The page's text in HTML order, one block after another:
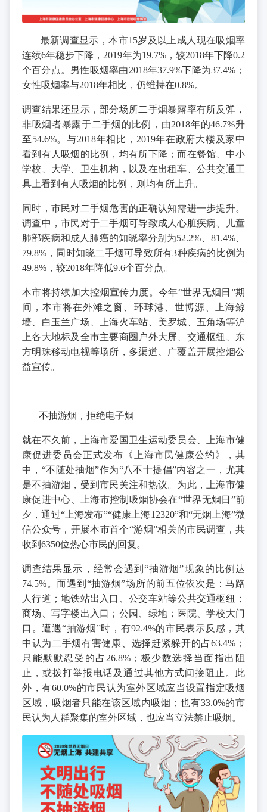
最新调查显示，本市15岁及以上成人现在吸烟率
连续6年稳步下降，2019年为19.7%，较2018年下降0.2
个百分点。男性吸烟率由2018年37.9%下降为37.4%；
女性吸烟率与2018年相比，仍维持在0.8%。
调查结果还显示，部分场所二手烟暴露率有所反弹，
非吸烟者暴露于二手烟的比例，由2018年的46.7%升
至54.6%。与2018年相比，2019年在政府大楼及家中
看到有人吸烟的比例，均有所下降；而在餐馆、中小
学校、大学、卫生机构，以及在出租车、公共交通工
具上看到有人吸烟的比例，则均有所上升。
同时，市民对二手烟危害的正确认知需进一步提升。
调查中，市民对于二手烟可导致成人心脏疾病、儿童
肺部疾病和成人肺癌的知晓率分别为52.2%、81.4%、
79.8%，同时知晓二手烟可导致所有3种疾病的比例为
49.8%，较2018年降低9.6个百分点。
本市将持续加大控烟宣传力度。今年“世界无烟日”期
间，本市将在外滩之窗、环球港、世博源、上海鲸
墙、白玉兰广场、上海火车站、美罗城、五角场等沪
上各大地标及全市主要商圈户外大屏、交通枢纽、东
方明珠移动电视等场所，多渠道、广覆盖开展控烟公
益宣传。
不抽游烟，拒绝电子烟
就在不久前，上海市爱国卫生运动委员会、上海市健
康促进委员会正式发布《上海市民健康公约》，其
中，“不随处抽烟”作为“八不十提倡”内容之一，尤其
是不抽游烟，受到市民关注和热议。为此，上海市健
康促进中心、上海市控制吸烟协会在“世界无烟日”前
夕，通过“上海发布”“健康上海12320”和“无烟上海”微
信公众号，开展本市首个“游烟”相关的市民调查，共
收到6350位热心市民的回复。
调查结果显示，经常会遇到“抽游烟”现象的比例达
74.5%。而遇到“抽游烟”场所的前五位依次是：马路
人行道；地铁站出入口、公交车站等公共交通枢纽；
商场、写字楼出入口；公园、绿地；医院、学校大门
口。遭遇“抽游烟”时，有92.4%的市民表示反感，其
中认为二手烟有害健康、选择赶紧躲开的占63.4%；
只能默默忍受的占26.8%；极少数选择当面指出阻
止，或拨打举报电话及通过其他方式间接阻止。此
外，有60.0%的市民认为室外区域应当设置指定吸烟
区域，吸烟者只能在该区域内吸烟；也有33.0%的市
民认为人群聚集的室外区域，也应当立法禁止吸烟。